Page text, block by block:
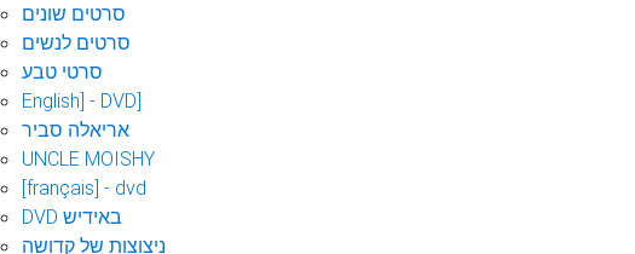
סרטים שונים
סרטים לנשים
סרטי טבע
English] - DVD]
אריאלה סביר
UNCLE MOISHY
[français] - dvd
DVD באידיש
ניצוצות של קדושה